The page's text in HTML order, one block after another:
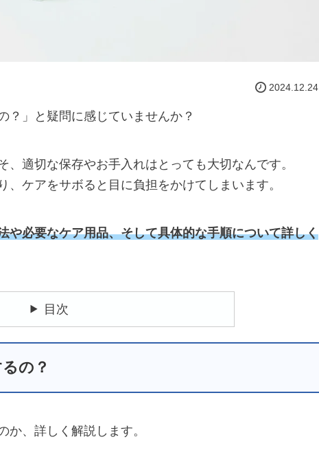
2024.12.24
？」と疑問に感じていませんか？
適切な保存やお手入れはとっても大切なんです。
ケアをサボると目に負担をかけてしまいます。
や必要なケア用品、そして具体的な手順について詳しく
目次
の？
か、詳しく解説します。